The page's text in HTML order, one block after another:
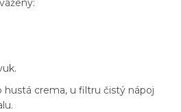
hustá crema, u filtru čistý nápoj